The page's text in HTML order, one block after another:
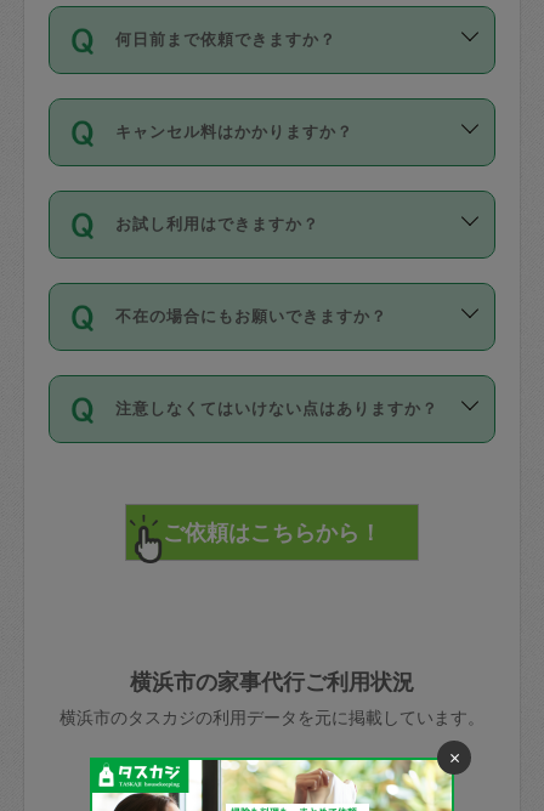
時間も被らない場合、損害保険の対象外
社員など様々なバックグラウンドの方が
登録しています。
日本語も話せる方など様々です。
ールに記載していますので、各自の得意
を依頼してください。
確認しています。タスカジさんトレーニ
ング動画を使ったセルフトレーニングの
現場トライアルを受け、合格したタスカ
ジさんが活動されています。
※テストセンターの講評は１件目のレビュ
参考
【詳細】タスカジさんの登録に際
依頼者とタスカジさんとの間でタスカジ
を通して成立した作業時間内での作業に
適用されます。作業範囲は、掃除、洗
です。作業中に物を壊したり、人にけが
をさせたりした場合が対象で、補償金額
す。
写真を撮り、
詳細FAQ：
損害賠償保険について教えて
何日前まで依頼できますか？
ご依頼は、現在を起点に3日後（72時間
以降）の日時から受付可能となっていま
す。
タスカジさんへ「募集」をかけることが
可能です。
キャンセル料はかかりますか？
キャンセル料には、以下の2種類がありま
す。
1. 直前キャンセル（定期、スポット契約
共通）
72時間を超える※と、以下のキャンセル
料が発生します。
直前キャンセル料：
72時間前〜24時間前＝依頼料金の50%
依頼者不在による当日キャンセル＝依頼
金額の100%＋交通費全額
※例：依頼日時／土曜日午前9時開始の場
合、水曜日午前9時以降はキャンセル料が
お試し利用はできますか？
「お試し利用」というメニューはありま
せんが、「一回のみ」依頼を活用するこ
とによって、気に入ったタスカジさんを
まず、条件の合う気になるタスカジさ
みてください。
その後、一番気に入ったタスカジさんに
不在の場合にもお願いできますか？
不在の場合の作業はタスカジさんの同意
が必要です。数回の依頼ののち、タスカ
ジさんと依頼者の間で十分な信頼関係が
てください。
不在時に部屋に入るためにタスカジさん
きた場合は損害保険の対象外となるので
ご注意ください。
注意しなくてはいけない点はありますか？
で、必ず鍵のかかるロッカーや金庫に入
れて依頼者の責任の元管理するよう心掛
けてください。
玉、など
あわせてこちらも参照ください：初めて
利用します。注意しなくてはいけない点
はありますか？
横浜市の家事代行ご利用状況
横浜市のタスカジの利用データを元に掲載しています。
利用の多い曜日は？
×